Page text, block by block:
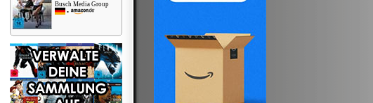
Busch Media Group
•